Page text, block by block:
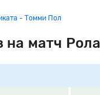
матч
- Томми Пол